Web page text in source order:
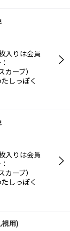
入りは会員
ーブ）
しっぽく
入りは会員
ーブ）
しっぽく
視用)